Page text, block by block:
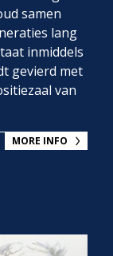
samen
lang
inmiddels
gevierd met
van
MORE INFO